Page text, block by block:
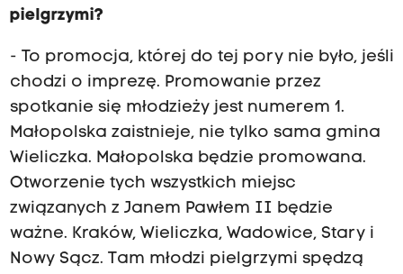
pielgrzymi?
- To promocja, której do tej pory nie było, jeśli
chodzi o imprezę. Promowanie przez
spotkanie się młodzieży jest numerem 1.
Małopolska zaistnieje, nie tylko sama gmina
Wieliczka. Małopolska będzie promowana.
Otworzenie tych wszystkich miejsc
związanych z Janem Pawłem II będzie
ważne. Kraków, Wieliczka, Wadowice, Stary i
Nowy Sącz. Tam młodzi pielgrzymi spędzą